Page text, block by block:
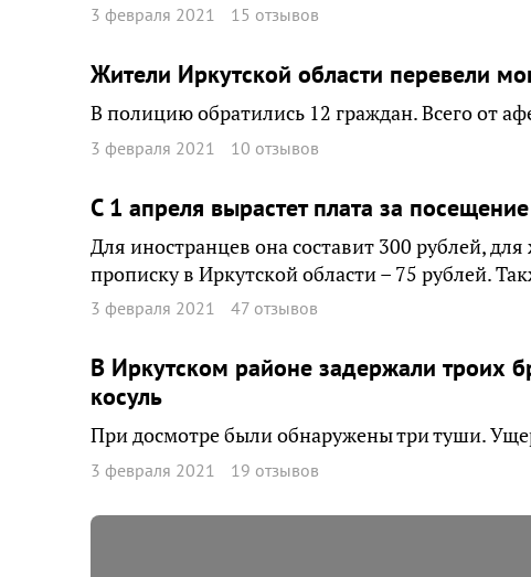
3 февраля 2021 15 отзывов
Жители Иркутской области перевели
В полицию обратились 12 граждан. Всего от
3 февраля 2021 10 отзывов
С 1 апреля вырастет плата за
Для иностранцев она составит 300 рублей,
прописку в Иркутской области – 75 рублей.
3 февраля 2021 47 отзывов
В Иркутском районе задержали троих
косуль
При досмотре были обнаружены три туши.
3 февраля 2021 19 отзывов